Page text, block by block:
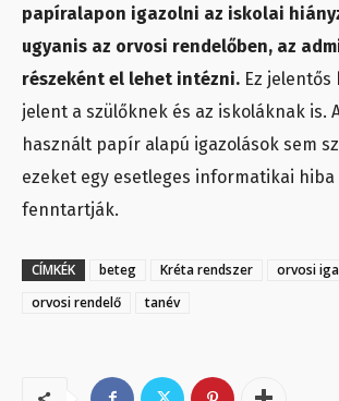
papíralapon igazolni az iskolai
ugyanis az orvosi rendelőben, az
részeként el lehet intézni. Ez
jelent a szülőknek és az iskoláknak is.
használt papír alapú igazolások sem
ezeket egy esetleges informatikai hiba
fenntartják.
CÍMKÉK beteg Kréta rendszer
orvosi
orvosi rendelő
tanév